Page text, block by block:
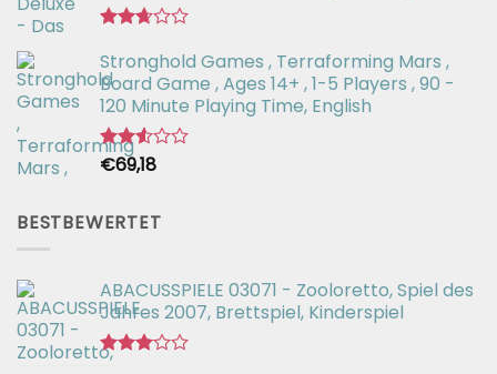
mit
2.64
von 5
Stronghold Games , Terraforming Mars ,
Board Game , Ages 14+ , 1-5 Players , 90 -
120 Minute Playing Time, English
Bewertet
von 5
€69,18
BESTBEWERTET
ABACUSSPIELE 03071 - Zooloretto, Spiel des
Jahres 2007, Brettspiel, Kinderspiel